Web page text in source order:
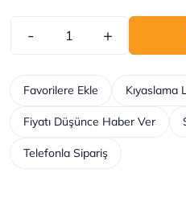
- +
Telefonla Sipariş
Kıyaslama
Favorilere Ekle
Fiyatı Düşünce Haber Ver